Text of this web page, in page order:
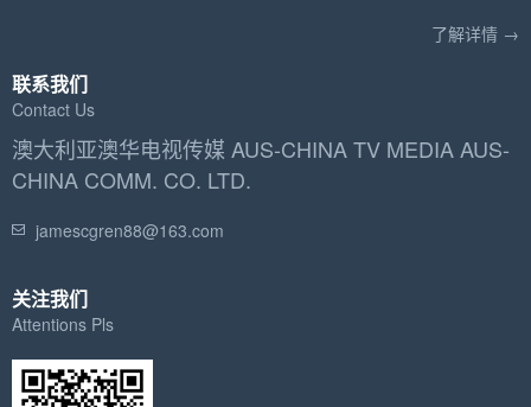
了解详情 →
联系我们
Contact Us
澳大利亚澳华电视传媒 AUS-CHINA TV MEDIA AUS-
CHINA COMM. CO. LTD.
jamescgren88@163.com
关注我们
Attentions Pls